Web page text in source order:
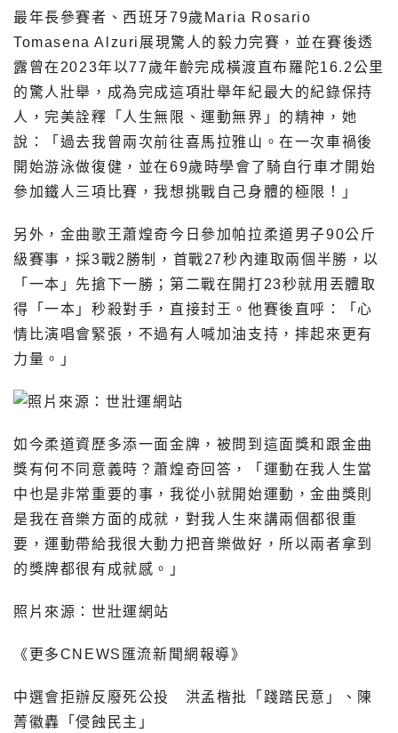
最年長參賽者、西班牙79歲Maria Rosario
Tomasena Alzuri展現驚人的毅力完賽，並在賽後透
露曾在2023年以77歲年齡完成橫渡直布羅陀16.2公里
的驚人壯舉，成為完成這項壯舉年紀最大的紀錄保持
人，完美詮釋「人生無限、運動無界」的精神，她
說：「過去我曾兩次前往喜馬拉雅山。在一次車禍後
開始游泳做復健，並在69歲時學會了騎自行車才開始
參加鐵人三項比賽，我想挑戰自己身體的極限！」
另外，金曲歌王蕭煌奇今日參加帕拉柔道男子90公斤
級賽事，採3戰2勝制，首戰27秒內連取兩個半勝，以
「一本」先搶下一勝；第二戰在開打23秒就用丟體取
得「一本」秒殺對手，直接封王。他賽後直呼：「心
情比演唱會緊張，不過有人喊加油支持，摔起來更有
力量。」
如今柔道資歷多添一面金牌，被問到這面獎和跟金曲
獎有何不同意義時？蕭煌奇回答，「運動在我人生當
中也是非常重要的事，我從小就開始運動，金曲獎則
是我在音樂方面的成就，對我人生來講兩個都很重
要，運動帶給我很大動力把音樂做好，所以兩者拿到
的獎牌都很有成就感。」
照片來源：世壯運網站
《更多CNEWS匯流新聞網報導》
中選會拒辦反廢死公投 洪孟楷批「踐踏民意」、陳
菁徽轟「侵蝕民主」